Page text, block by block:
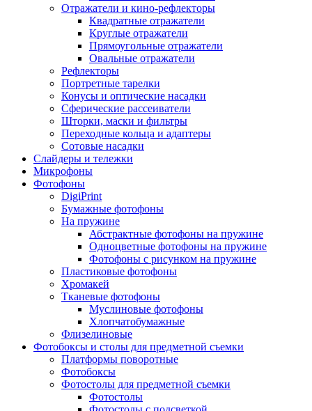
Отражатели и кино-рефлекторы
Квадратные отражатели
Круглые отражатели
Прямоугольные отражатели
Овальные отражатели
Рефлекторы
Портретные тарелки
Конусы и оптические насадки
Сферические рассеиватели
Шторки, маски и фильтры
Переходные кольца и адаптеры
Сотовые насадки
Слайдеры и тележки
Микрофоны
Фотофоны
DigiPrint
Бумажные фотофоны
На пружине
Абстрактные фотофоны на пружине
Одноцветные фотофоны на пружине
Фотофоны с рисунком на пружине
Пластиковые фотофоны
Хромакей
Тканевые фотофоны
Муслиновые фотофоны
Хлопчатобумажные
Флизелиновые
Фотобоксы и столы для предметной съемки
Платформы поворотные
Фотобоксы
Фотостолы для предметной съемки
Фотостолы